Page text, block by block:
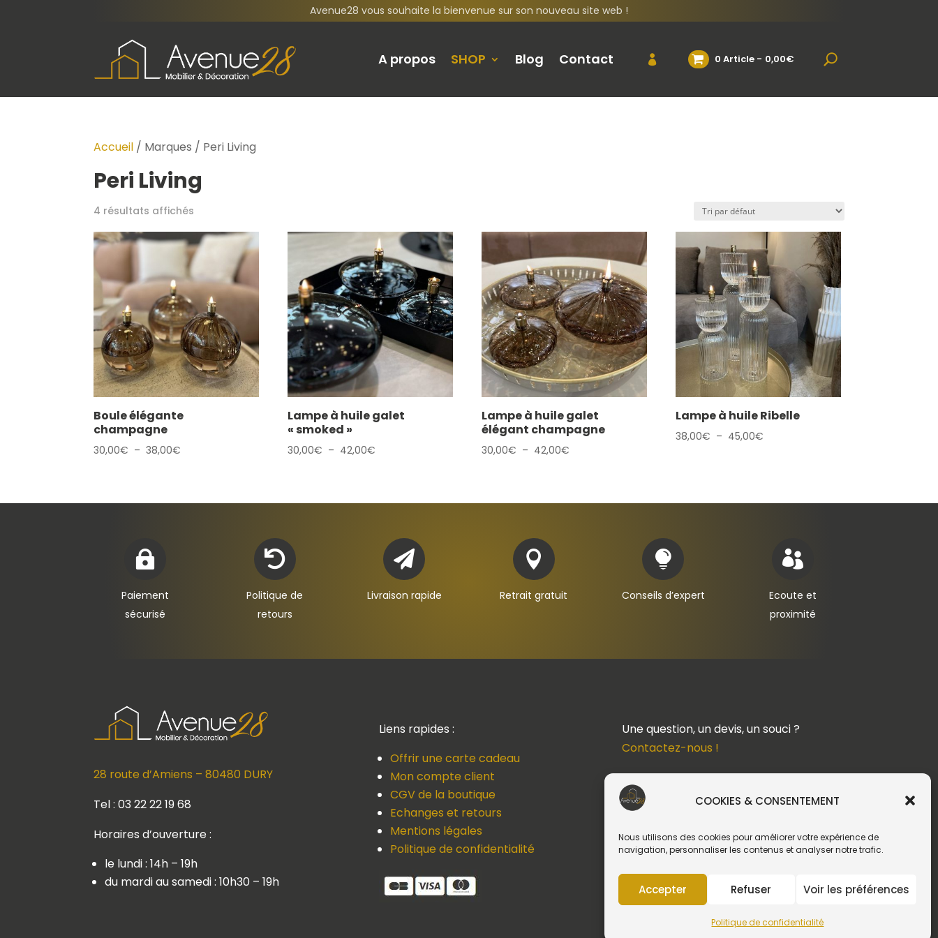
COOKIES & CONSENTEMENT
Nous utilisons des cookies pour améliorer votre expérience de
navigation, personnaliser les contenus et analyser notre trafic.
Accepter Refuser Voir les préférences
Politique de confidentialité
Avenue28 vous souhaite la bienvenue sur son nouveau site web !
A propos SHOP Blog Contact 0 Article 0,00€
Accueil / Marques / Peri Living
Peri Living
4 résultats affichés
Boule élégante
champagne
30,00€ – 38,00€
Lampe à huile galet
« smoked »
30,00€ – 42,00€
Lampe à huile galet
élégant champagne
30,00€ – 42,00€
Lampe à huile Ribelle
38,00€ – 45,00€
à

Paiement
sécurisé

Politique de
retours

Livraison rapide

Retrait gratuit

Conseils d’expert

Ecoute et
proximité
28 route d’Amiens – 80480 DURY
Tel : 03 22 22 19 68
Horaires d’ouverture :
le lundi : 14h – 19h
du mardi au samedi : 10h30 – 19h
Liens rapides :
Offrir une carte cadeau
Mon compte client
CGV de la boutique
Echanges et retours
Mentions légales
Politique de confidentialité
Une question, un devis, un souci ?
Contactez-nous !
Suivez-nous
Création du site web :